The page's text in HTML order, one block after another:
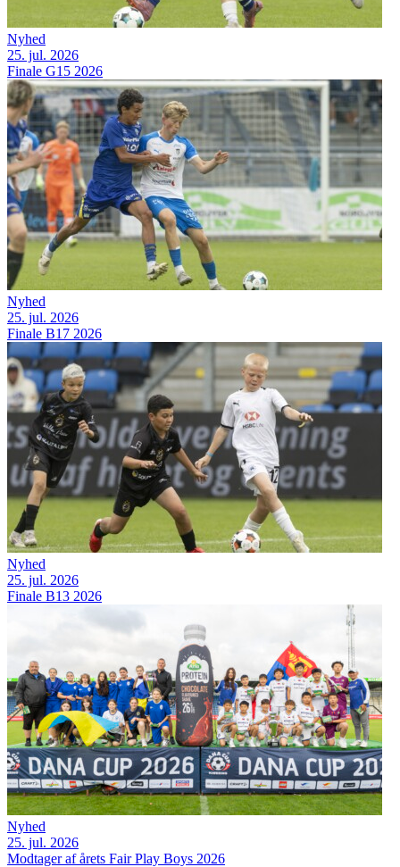
Nyhed
25. jul. 2026
Finale G15 2026
Nyhed
25. jul. 2026
Finale B17 2026
Nyhed
25. jul. 2026
Finale B13 2026
Nyhed
25. jul. 2026
Modtager af årets Fair Play Boys 2026